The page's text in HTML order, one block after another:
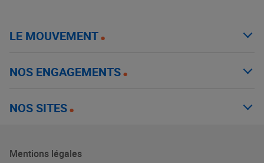
LE MOUVEMENT
NOS ENGAGEMENTS
NOS SITES
Mentions légales